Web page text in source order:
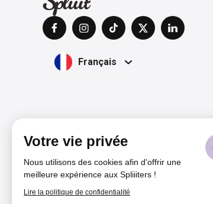
Votre vie privée
Nous utilisons des cookies afin d'offrir une
meilleure expérience aux Spliiiters !
Lire la politique de confidentialité
Français
Films & Séries